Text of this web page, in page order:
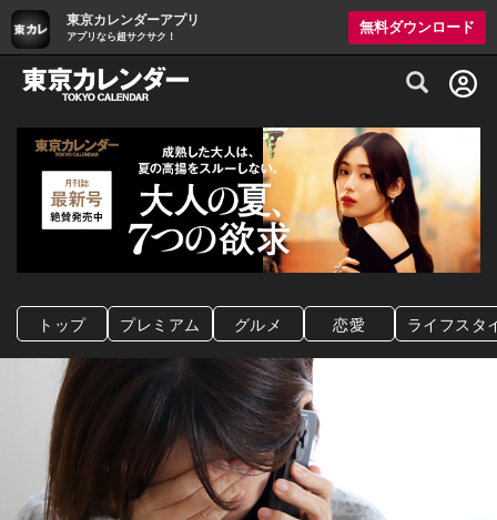
東京カレンダーアプリ
アプリなら超サクサク！
無料ダウンロード
グルメ情報・プレミアムレストラン予約
トップ プレミアム グルメ 恋愛 ライフスタ